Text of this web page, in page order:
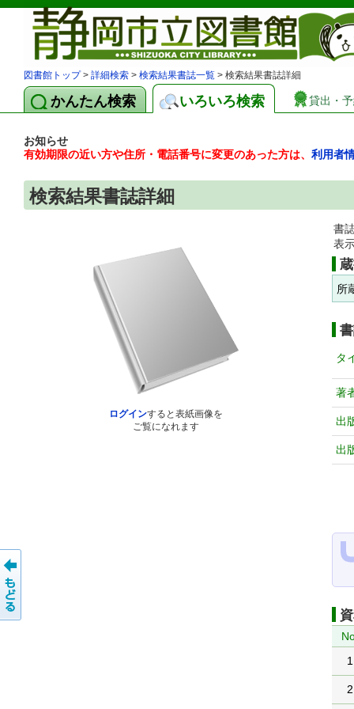
図書館トップ> 詳細検索 > 検索結果書誌一覧 > 検索結果書誌詳細
かんたん検索 いろいろ検索 貸出・
お知らせ
有効期限の近い方や住所・電話番号に変更のあった方は、 利用者
検索結果書誌詳細
ログインすると表紙画像を
ご覧になれます
書
表
所
タ
著
出
出
1
2